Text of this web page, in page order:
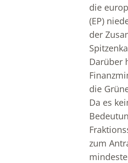
die
(EP)
der
Darüber
die
Da es
zum